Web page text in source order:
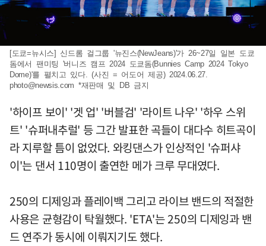
[도쿄=뉴시스] 신드롬 걸그룹 '뉴진스(NewJeans)'가 26~27일 일본 도쿄
돔에서 팬미팅 '버니즈 캠프 2024 도쿄돔(Bunnies Camp 2024 Tokyo
Dome)'를 펼치고 있다. (사진 = 어도어 제공) 2024.06.27.
photo@newsis.com *재판매 및 DB 금지
'하이프 보이' '겟 업' '버블검' '라이트 나우' '하우 스위
트' '슈퍼내추럴' 등 그간 발표한 곡들이 대다수 히트곡이
라 지루할 틈이 없었다. 와킹댄스가 인상적인 '슈퍼샤
이'는 댄서 110명이 출연한 메가 크루 무대였다.
250의 디제잉과 플레이백 그리고 라이브 밴드의 적절한
사용은 균형감이 탁월했다. 'ETA'는 250의 디제잉과 밴
드 연주가 동시에 이뤄지기도 했다.